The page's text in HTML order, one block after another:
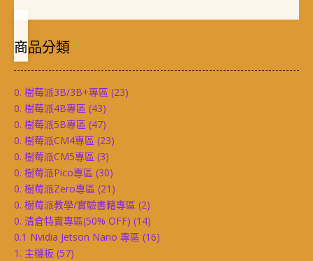
商品分類
0. 樹莓派3B/3B+專區 (23)
0. 樹莓派4B專區 (43)
0. 樹莓派5B專區 (47)
0. 樹莓派CM4專區 (23)
0. 樹莓派CM5專區 (3)
0. 樹莓派Pico專區 (30)
0. 樹莓派Zero專區 (21)
0. 樹莓派教學/實驗書籍專區 (2)
0. 清倉特賣專區(50% OFF) (14)
0.1 Nvidia Jetson Nano 專區 (16)
1. 主機板 (57)